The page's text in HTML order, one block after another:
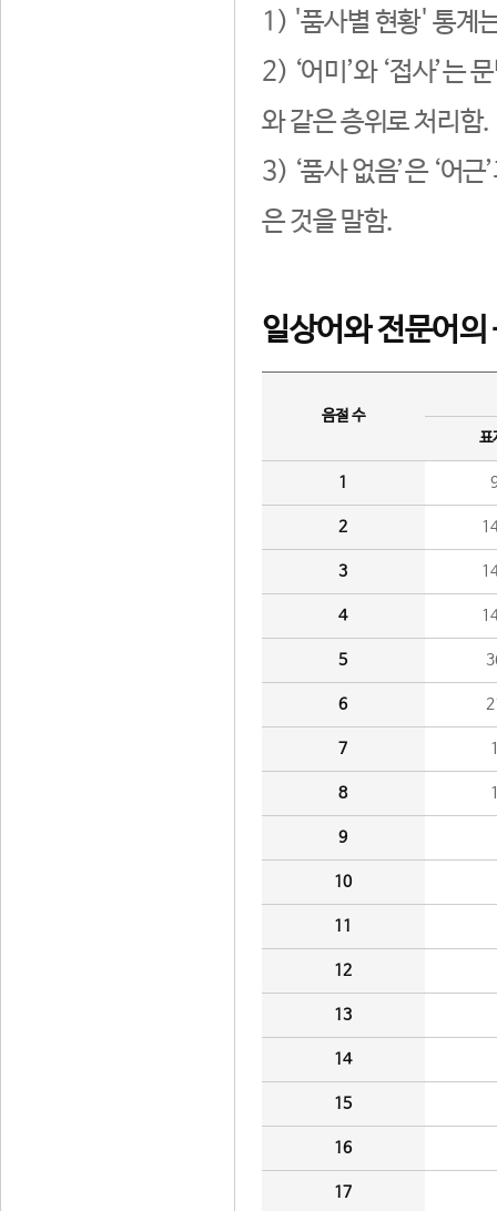
1) '품사별 현황' 통계
2) ‘어미’와 ‘접사’는
와 같은 층위로 처리함.
3) ‘품사 없음’은 ‘어
은 것을 말함.
일상어와 전문어의
음절 수
표
1
2
3
4
5
6
7
8
9
10
11
12
13
14
15
16
17